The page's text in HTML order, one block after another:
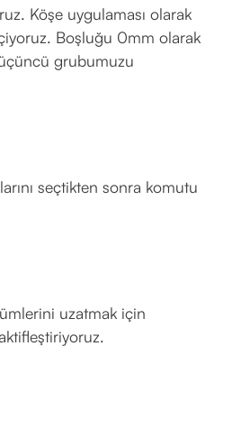
Köşe uygulaması olarak
Boşluğu 0mm olarak
grubumuzu
seçtikten sonra komutu
uzatmak için